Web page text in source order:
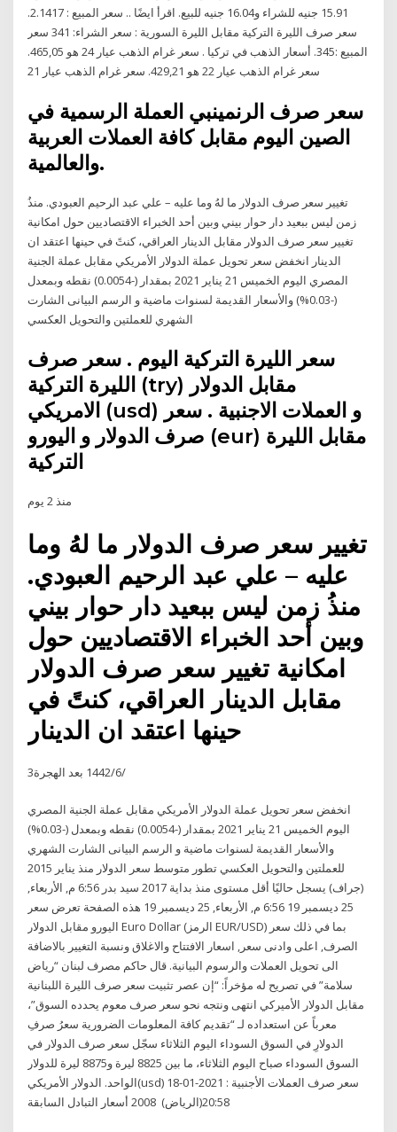
15.91 جنيه للشراء و16.04 جنيه للبيع. اقرأ ايضًا .. سعر المبيع : 2.1417.
سعر صرف الليرة التركية مقابل الليرة السورية : سعر الشراء: 341 سعر
المبيع :345. أسعار الذهب في تركيا . سعر غرام الذهب عيار 24 هو 465,05.
سعر غرام الذهب عيار 22 هو 429,21. سعر غرام الذهب عيار 21
سعر صرف الرنمينبي العملة الرسمية في
الصين اليوم مقابل كافة العملات العربية
والعالمية.
تغيير سعر صرف الدولار ما لهُ وما عليه – علي عبد الرحيم العبودي. منذُ
زمن ليس ببعيد دار حوار بيني وبين أحد الخبراء الاقتصاديين حول امكانية
تغيير سعر صرف الدولار مقابل الدينار العراقي، كنتً في حينها اعتقد ان
الدينار انخفض سعر تحويل عملة الدولار الأمريكي مقابل عملة الجنية
المصري اليوم الخميس 21 يناير 2021 بمقدار (-0.0054) نقطه وبمعدل
(-0.03%) والأسعار القديمة لسنوات ماضية و الرسم البيانى الشارت
الشهري للعملتين والتحويل العكسي
سعر الليرة التركية اليوم . سعر صرف
الليرة التركية (try) مقابل الدولار
الامريكي (usd) و العملات الاجنبية . سعر
صرف الدولار و اليورو (eur) مقابل الليرة
التركية
منذ 2 يوم
تغيير سعر صرف الدولار ما لهُ وما
عليه – علي عبد الرحيم العبودي.
منذُ زمن ليس ببعيد دار حوار بيني
وبين أحد الخبراء الاقتصاديين حول
امكانية تغيير سعر صرف الدولار
مقابل الدينار العراقي، كنتً في
حينها اعتقد ان الدينار
3‏‏/6‏‏/1442 بعد الهجرة
انخفض سعر تحويل عملة الدولار الأمريكي مقابل عملة الجنية المصري
اليوم الخميس 21 يناير 2021 بمقدار (-0.0054) نقطه وبمعدل (-0.03%)
والأسعار القديمة لسنوات ماضية و الرسم البيانى الشارت الشهري
للعملتين والتحويل العكسي تطور متوسط سعر الدولار منذ يناير 2015
(جراف) يسجل حاليًا أقل مستوى منذ بداية 2017 سيد بدر 6:56 م, الأربعاء,
25 ديسمبر 19 6:56 م, الأربعاء, 25 ديسمبر 19 هذه الصفحة تعرض سعر
اليورو مقابل الدولار Euro Dollar (الرمز EUR/USD) بما في ذلك سعر
الصرف, اعلى وادنى سعر, اسعار الافتتاح والاغلاق ونسبة التغيير بالاضافة
الى تحويل العملات والرسوم البيانية. قال حاكم مصرف لبنان “رياض
سلامة” في تصريح له مؤخراً: “إن عصر تثبيت سعر صرف الليرة اللبنانية
مقابل الدولار الأميركي انتهى ونتجه نحو سعر صرف معوم يحدده السوق”،
معرباً عن استعداده لـ “تقديم كافة المعلومات الضرورية سعرُ صرفِ
الدولارِ في السوق السوداء اليوم الثلاثاء سجّل سعر صرف الدولار في
السوق السوداء صباح اليوم الثلاثاء، ما بين 8825 ليرة و8875 ليرة للدولار
الواحد. الدولار الأمريكي(usd) سعر صرف العملات الأجنبية : 2021-01-18
20:58(الرياض) 2008 أسعار التبادل السابقة